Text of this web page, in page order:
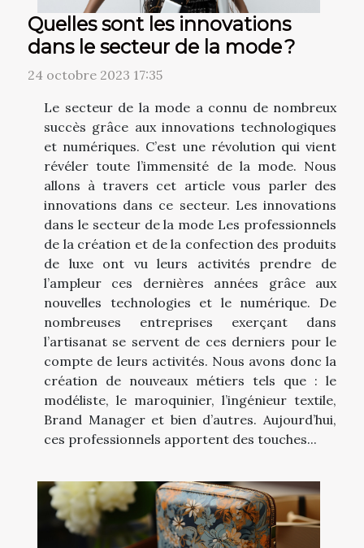
Quelles sont les innovations
dans le secteur de la mode ?
24 octobre 2023 17:35
Le secteur de la mode a connu de nombreux
succès grâce aux innovations technologiques
et numériques. C’est une révolution qui vient
révéler toute l’immensité de la mode. Nous
allons à travers cet article vous parler des
innovations dans ce secteur. Les innovations
dans le secteur de la mode Les professionnels
de la création et de la confection des produits
de luxe ont vu leurs activités prendre de
l’ampleur ces dernières années grâce aux
nouvelles technologies et le numérique. De
nombreuses entreprises exerçant dans
l’artisanat se servent de ces derniers pour le
compte de leurs activités. Nous avons donc la
création de nouveaux métiers tels que : le
modéliste, le maroquinier, l’ingénieur textile,
Brand Manager et bien d’autres. Aujourd’hui,
ces professionnels apportent des touches...